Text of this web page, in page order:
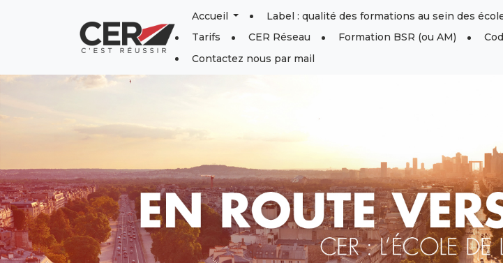
Accueil Label : qualité des formations au sein des
Tarifs
CER Réseau Formation BSR (ou AM)
Contactez nous par mail